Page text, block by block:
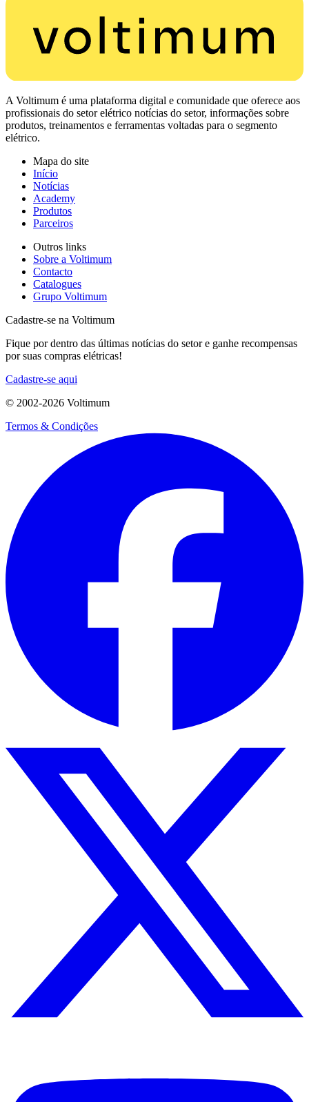
A Voltimum é uma plataforma digital e comunidade que oferece aos
profissionais do setor elétrico notícias do setor, informações sobre
produtos, treinamentos e ferramentas voltadas para o segmento
elétrico.
Mapa do site
Início
Notícias
Academy
Produtos
Parceiros
Outros links
Sobre a Voltimum
Contacto
Catalogues
Grupo Voltimum
Cadastre-se na Voltimum
Fique por dentro das últimas notícias do setor e ganhe recompensas
por suas compras elétricas!
Cadastre-se aqui
© 2002-2026 Voltimum
Termos & Condições